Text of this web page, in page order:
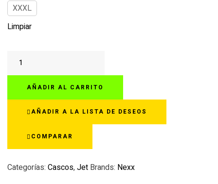
XXXL
Limpiar
NEXX
SX.60
ARTIZAN
CHAMPAGNE
cantidad
AÑADIR AL CARRITO
AÑADIR A LA LISTA DE DESEOS
COMPARAR
Categorías: Cascos,Jet Brands: Nexx